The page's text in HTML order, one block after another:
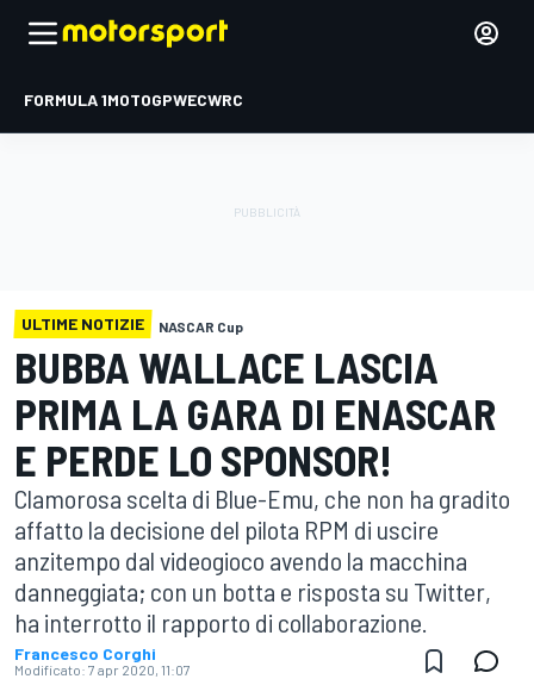
FORMULA 1MOTOGPWECWRC
ULTIME NOTIZIE NASCAR Cup
BUBBA WALLACE LASCIA
PRIMA LA GARA DI ENASCAR
E PERDE LO SPONSOR!
Clamorosa scelta di Blue-Emu, che non ha gradito
affatto la decisione del pilota RPM di uscire
anzitempo dal videogioco avendo la macchina
danneggiata; con un botta e risposta su Twitter,
ha interrotto il rapporto di collaborazione.
Francesco Corghi
Modificato: 7 apr 2020, 11:07